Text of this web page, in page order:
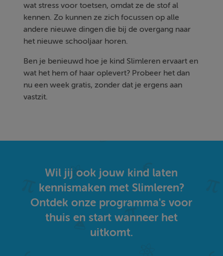
wat stress voor toetsen, omdat ze de stof al
kennen. Zo kunnen ze zich focussen op alle
andere nieuwe dingen die bij de overgang naar
het nieuwe schooljaar horen.
Ben je benieuwd hoe je kind Slimleren ervaart en
wat het hem of haar oplevert? Probeer het dan
nu een week gratis, zonder dat je ergens aan
vastzit.
Wil jij ook jouw kind laten
kennismaken met Slimleren?
Ontdek onze programma's voor
thuis en start wanneer het
uitkomt.